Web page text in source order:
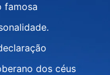
famosa
dos céus